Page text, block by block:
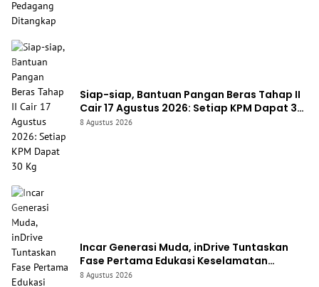
Siap-siap, Bantuan Pangan Beras Tahap II
Cair 17 Agustus 2026: Setiap KPM Dapat 30
Kg
8 Agustus 2026
Incar Generasi Muda, inDrive Tuntaskan
Fase Pertama Edukasi Keselamatan
Berkendara di Jabar
8 Agustus 2026